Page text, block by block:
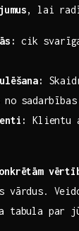
, lai
cik
Klientu
vārdus.
tabula par